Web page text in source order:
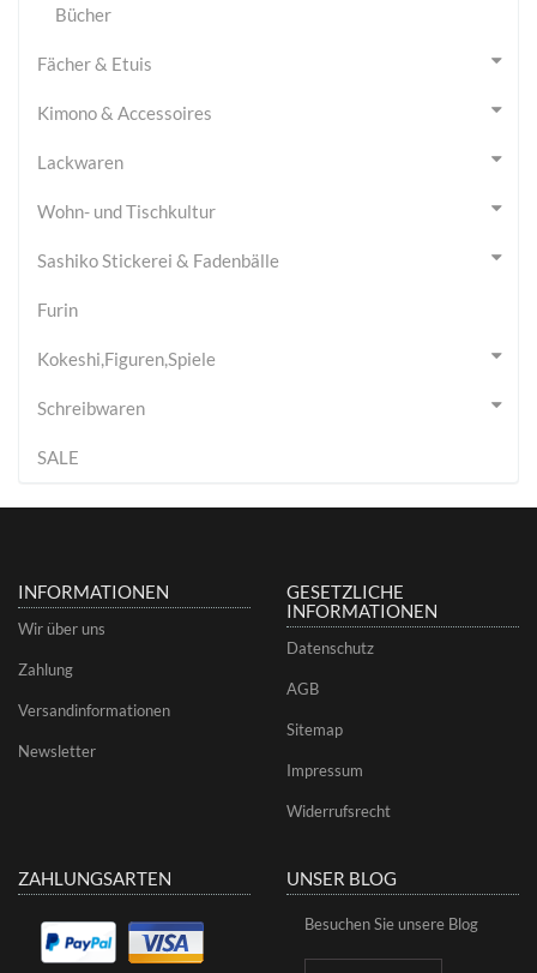
Bücher
Fächer & Etuis
Kimono & Accessoires
Lackwaren
Wohn- und Tischkultur
Sashiko Stickerei & Fadenbälle
Furin
Kokeshi,Figuren,Spiele
Schreibwaren
SALE
INFORMATIONEN
Wir über uns
Zahlung
Versandinformationen
Newsletter
GESETZLICHE
INFORMATIONEN
Datenschutz
AGB
Sitemap
Impressum
Widerrufsrecht
ZAHLUNGSARTEN UNSER BLOG
Besuchen Sie unsere Blog